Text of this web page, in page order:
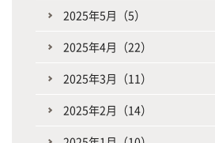
2025年5月（5）
2025年4月（22）
2025年3月（11）
2025年2月（14）